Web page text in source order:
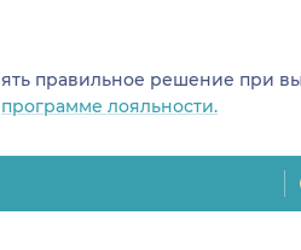
правильное решение при
программе лояльности.